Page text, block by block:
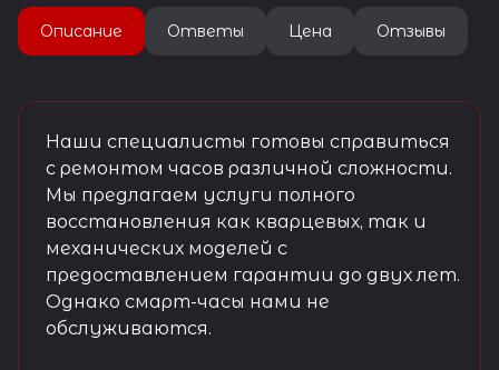
Описание Ответы Цена Отзывы
Наши специалисты готовы справиться
с ремонтом часов различной сложности.
Мы предлагаем услуги полного
восстановления как кварцевых, так и
механических моделей с
предоставлением гарантии до двух лет.
Однако смарт-часы нами не
обслуживаются.